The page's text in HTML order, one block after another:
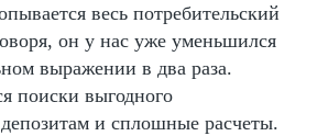
весь потребительский
он у нас уже уменьшился
выражении в два раза.
поиски выгодного
и сплошные расчеты.